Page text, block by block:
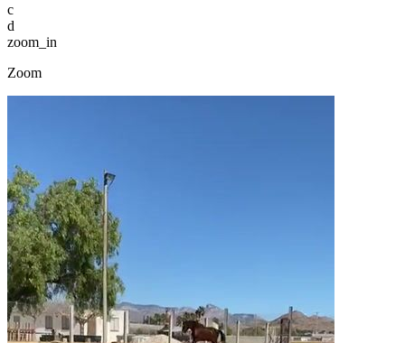
c
d
zoom_in
Zoom